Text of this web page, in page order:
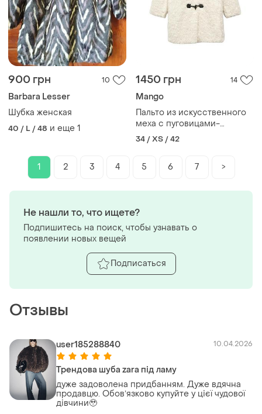
900 грн 10
Barbara Lesser
Шубка женская
40 / L / 48 и еще 1
1450 грн 14
Mango
Пальто из искусственного
меха с пуговицами-
клямерами (тогами)
34 / XS / 42
1 2 3 4 5 6 7 >
Отзывы
user185288840 10.04.2026
Трендова шуба zara під ламу
дуже задоволена придбанням. Дуже вдячна
продавцю. Обовʼязково купуйте у цієї чудової
дівчини🥹
Не нашли то, что ищете?
Подпишитесь на поиск, чтобы узнавать о
появлении новых вещей
Подписаться